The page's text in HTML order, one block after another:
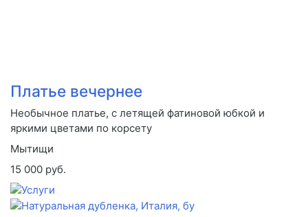
Платье вечернее
Необычное платье, с летящей фатиновой юбкой и
яркими цветами по корсету
Мытищи
15 000 руб.